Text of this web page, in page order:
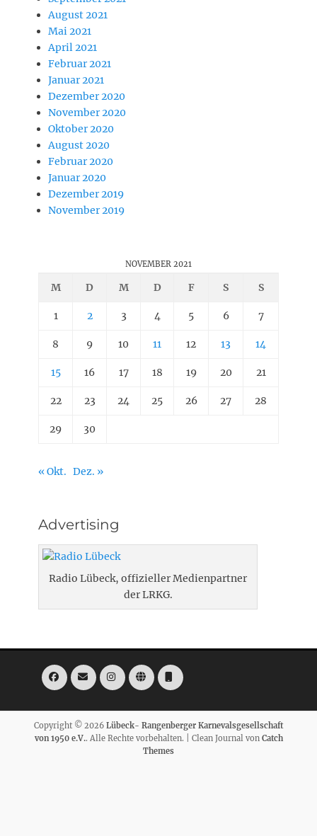
August 2021
Mai 2021
April 2021
Februar 2021
Januar 2021
Dezember 2020
November 2020
Oktober 2020
August 2020
Februar 2020
Januar 2020
Dezember 2019
November 2019
NOVEMBER 2021
M D M D F S S
1 2 3 4 5 6 7
8 9 10 11 12 13 14
15 16 17 18 19 20 21
22 23 24 25 26 27 28
29 30
« Okt. Dez. »
Advertising
Radio Lübeck, offizieller Medienpartner
der LRKG.
Facebook
E-
Mail
Instagram
WebsiteTelefon
Copyright © 2026 Lübeck- Rangenberger Karnevalsgesellschaft
von 1950 e.V.. Alle Rechte vorbehalten. | Clean Journal von Catch
Themes